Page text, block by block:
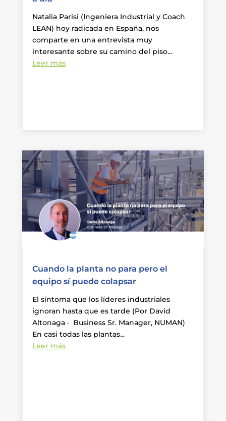
Natalia Parisi (Ingeniera Industrial y Coach
LEAN) hoy radicada en España, nos
comparte en una entrevista muy
interesante sobre su camino del piso...
Leer más
Cuando la planta no para pero el
equipo sí puede colapsar
El síntoma que los líderes industriales
ignoran hasta que es tarde (Por David
Altonaga · Business Sr. Manager, NUMAN)
En casi todas las plantas...
Leer más